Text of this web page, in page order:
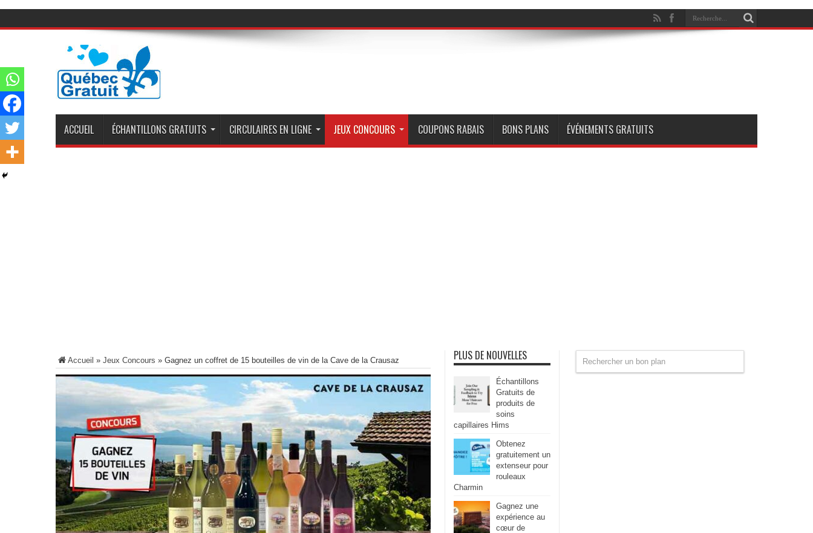
ACCUEIL ÉCHANTILLONS GRATUITS CIRCULAIRES EN LIGNE JEUX CONCOURS COUPONS RABAIS BONS PLANS ÉVÉNEMENTS GRATUITS
Accueil » Jeux Concours » Gagnez un coffret de 15 bouteilles de vin de la Cave de la Crausaz PLUS DE NOUVELLES
Échantillons
Gratuits de
produits de
soins
capillaires Hims
Obtenez
gratuitement un
extenseur pour
rouleaux
Charmin
Gagnez une
expérience au
cœur de